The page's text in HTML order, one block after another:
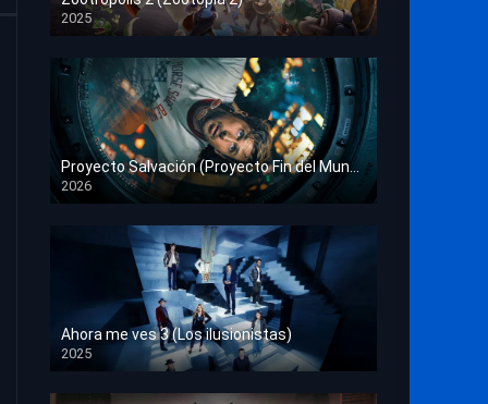
2025
HD 1080p
Proyecto Salvación (Proyecto Fin del Mundo)
2026
HD 1080p
Ahora me ves 3 (Los ilusionistas)
2025
HD 1080p